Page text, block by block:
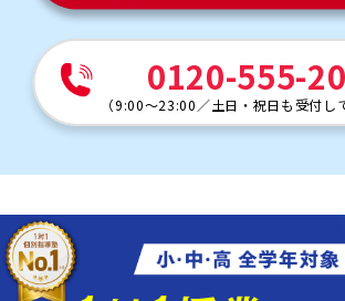
0120-555-
（9:00～23:00 ／土日・祝日も受付し